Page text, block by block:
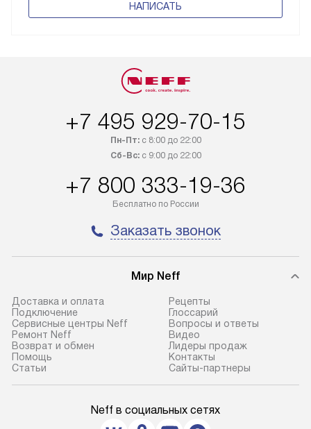
НАПИСАТЬ
+7 495 929-70-15
Пн-Пт:с 8:00 до 22:00
Сб-Вс:с 9:00 до 22:00
+7 800 333-19-36
Бесплатно по России
Заказать звонок
Мир Neff
Доставка и оплата
Подключение
Сервисные центры Neff
Ремонт Neff
Возврат и обмен
Помощь
Статьи
Рецепты
Глоссарий
Вопросы и ответы
Видео
Лидеры продаж
Контакты
Сайты-партнеры
Neff в социальных сетях